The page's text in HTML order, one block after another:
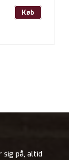
Køb
sig på, altid